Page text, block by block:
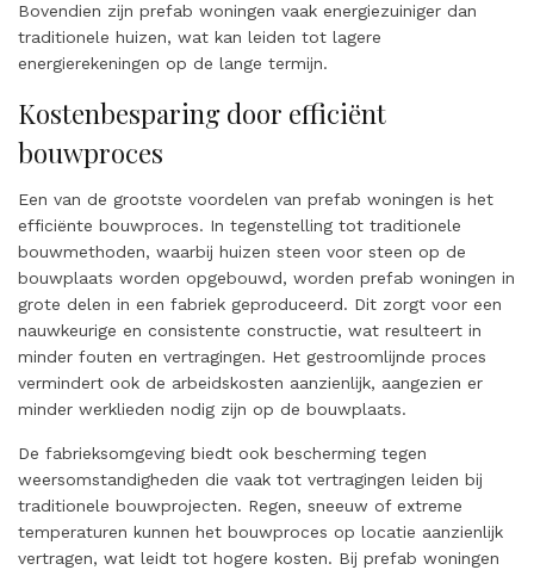
Bovendien zijn prefab woningen vaak energiezuiniger dan
traditionele huizen, wat kan leiden tot lagere
energierekeningen op de lange termijn.
Kostenbesparing door efficiënt
bouwproces
Een van de grootste voordelen van prefab woningen is het
efficiënte bouwproces. In tegenstelling tot traditionele
bouwmethoden, waarbij huizen steen voor steen op de
bouwplaats worden opgebouwd, worden prefab woningen in
grote delen in een fabriek geproduceerd. Dit zorgt voor een
nauwkeurige en consistente constructie, wat resulteert in
minder fouten en vertragingen. Het gestroomlijnde proces
vermindert ook de arbeidskosten aanzienlijk, aangezien er
minder werklieden nodig zijn op de bouwplaats.
De fabrieksomgeving biedt ook bescherming tegen
weersomstandigheden die vaak tot vertragingen leiden bij
traditionele bouwprojecten. Regen, sneeuw of extreme
temperaturen kunnen het bouwproces op locatie aanzienlijk
vertragen, wat leidt tot hogere kosten. Bij prefab woningen